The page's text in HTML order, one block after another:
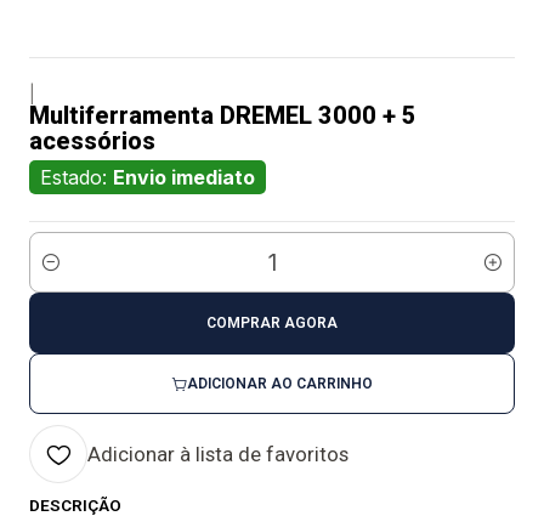
Multiferramenta DREMEL 3000 + 5
acessórios
Estado: Envio imediato
Quantidade
ADICIONAR AO CARRINHO
COMPRAR AGORA
Adicionar à lista de favoritos
DESCRIÇÃO